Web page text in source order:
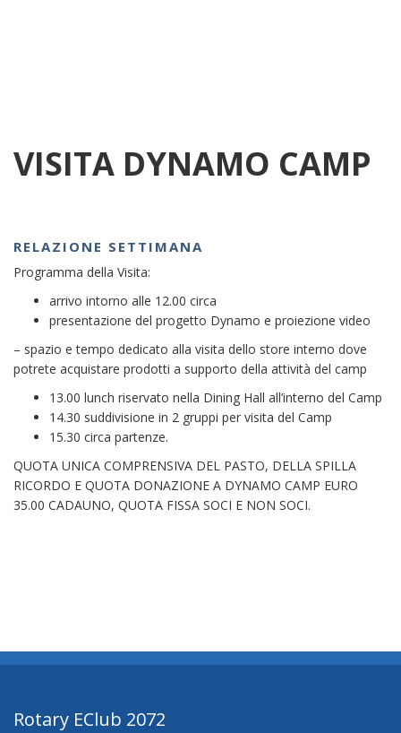
VISITA DYNAMO CAMP
RELAZIONE SETTIMANA
Programma della Visita:
arrivo intorno alle 12.00 circa
presentazione del progetto Dynamo e proiezione video
– spazio e tempo dedicato alla visita dello store interno dove
potrete acquistare prodotti a supporto della attività del camp
13.00 lunch riservato nella Dining Hall all’interno del Camp
14.30 suddivisione in 2 gruppi per visita del Camp
15.30 circa partenze.
QUOTA UNICA COMPRENSIVA DEL PASTO, DELLA SPILLA
RICORDO E QUOTA DONAZIONE A DYNAMO CAMP EURO
35.00 CADAUNO, QUOTA FISSA SOCI E NON SOCI.
Rotary EClub 2072